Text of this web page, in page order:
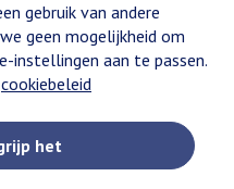
gebruik van andere
geen mogelijkheid om
instellingen aan te passen.
cookiebeleid
het